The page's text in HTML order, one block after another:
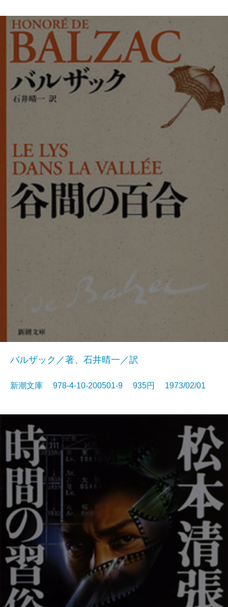
バルザック／著、石井晴一／訳
新潮文庫 978-4-10-200501-9 935円 1973/02/01